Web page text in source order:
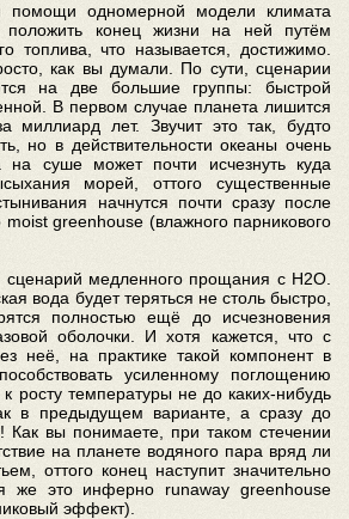
помощи одномерной модели климата
конец жизни на ней путём
топлива, что называется, достижимо.
как вы думали. По сути, сценарии
на две большие группы: быстрой
В первом случае планета лишится
миллиард лет. Звучит это так, будто
но в действительности океаны очень
на суше может почти исчезнуть куда
морей, оттого существенные
начнутся почти сразу после
moist greenhouse (влажного парникового
медленного прощания с H2O.
вода будет теряться не столь быстро,
полностью ещё до исчезновения
оболочки. И хотя кажется, что с
неё, на практике такой компонент в
усиленному поглощению
росту температуры не до каких-нибудь
в предыдущем варианте, а сразу до
Как вы понимаете, при таком стечении
на планете водяного пара вряд ли
оттого конец наступит значительно
же это инферно runaway greenhouse
эффект).